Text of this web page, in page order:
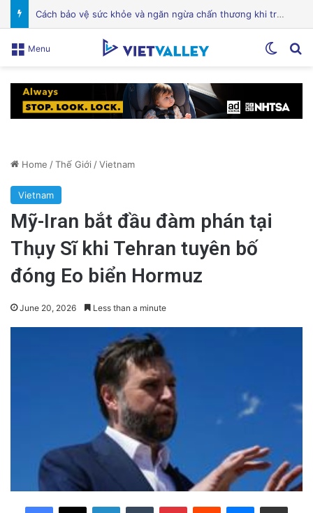
Điện Ảnh Bùng Nổ Cảm Xúc: Tại Sao Hollywood Đang Đón Nhận Tình Dục Một Cách Mạnh Mẽ?
Menu
Home /Thế Giới /Vietnam
Vietnam
Mỹ-Iran bắt đầu đàm phán tại
Thụy Sĩ khi Tehran tuyên bố
đóng Eo biển Hormuz
June 20, 2026 Less than a minute
LinkedInTumblr PinterestReddit Messenger
Share via Email